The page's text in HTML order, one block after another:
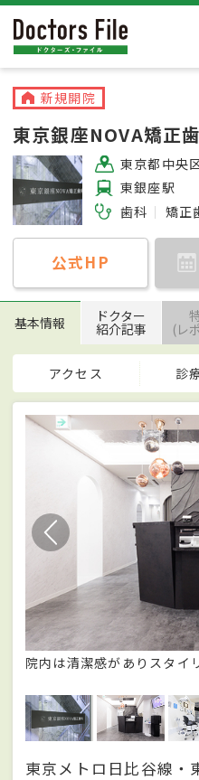
新規開院
東京銀座NOVA矯正
東京都中央
東銀座駅
歯科
矯正
公式HP
基本情報 ドクター
紹介記事 (レ
アクセス 診
院内は清潔感がありスタイ
東京メトロ日比谷線・